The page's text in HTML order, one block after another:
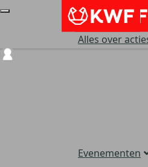
Alles over
Evenementen